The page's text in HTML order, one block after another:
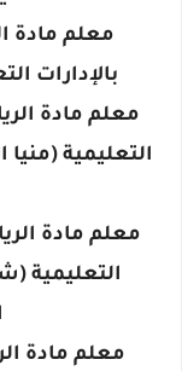
معلم مادة
بالإدارات
معلم مادة
التعليمية
معلم مادة
التعليمية
معلم مادة